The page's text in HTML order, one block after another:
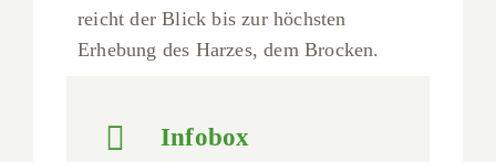
reicht der Blick bis zur höchsten
Erhebung des Harzes, dem Brocken.
Infobox